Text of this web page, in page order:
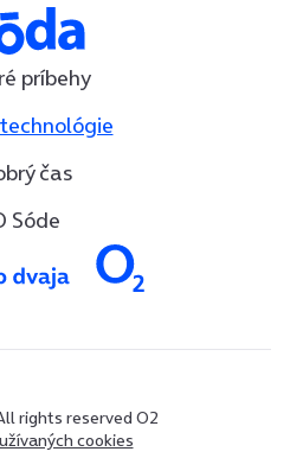
príbehy
čas
Sóde
rights reserved O2
cookies